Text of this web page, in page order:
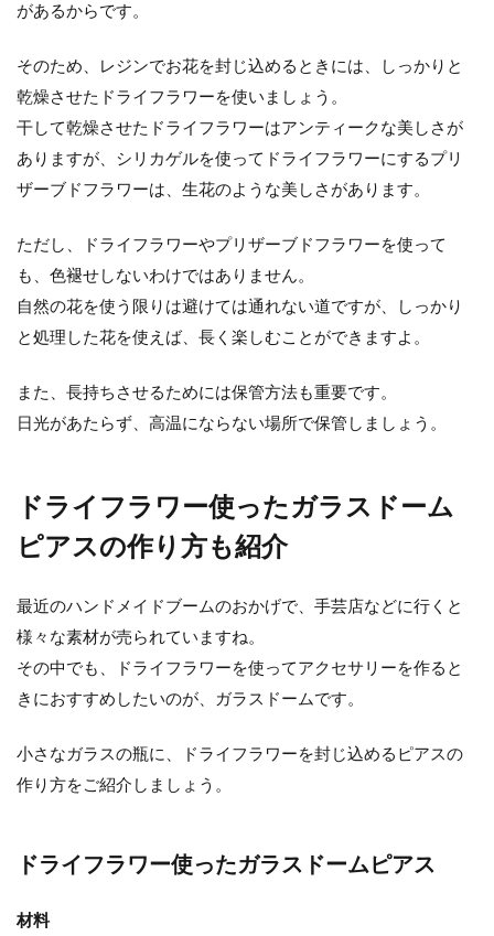
があるからです。
そのため、レジンでお花を封じ込めるときには、しっかりと
乾燥させたドライフラワーを使いましょう。
干して乾燥させたドライフラワーはアンティークな美しさが
ありますが、シリカゲルを使ってドライフラワーにするプリ
ザーブドフラワーは、生花のような美しさがあります。
ただし、ドライフラワーやプリザーブドフラワーを使って
も、色褪せしないわけではありません。
自然の花を使う限りは避けては通れない道ですが、しっかり
と処理した花を使えば、長く楽しむことができますよ。
また、長持ちさせるためには保管方法も重要です。
日光があたらず、高温にならない場所で保管しましょう。
ドライフラワー使ったガラスドーム
ピアスの作り方も紹介
最近のハンドメイドブームのおかげで、手芸店などに行くと
様々な素材が売られていますね。
その中でも、ドライフラワーを使ってアクセサリーを作ると
きにおすすめしたいのが、ガラスドームです。
小さなガラスの瓶に、ドライフラワーを封じ込めるピアスの
作り方をご紹介しましょう。
ドライフラワー使ったガラスドームピアス
材料